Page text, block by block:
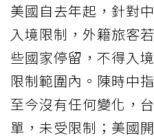
美國自去年起，針對
入境限制，外籍旅客
些國家停留，不得入
限制範圍內。陳時中
至今沒有任何變化，
單，未受限制；美國